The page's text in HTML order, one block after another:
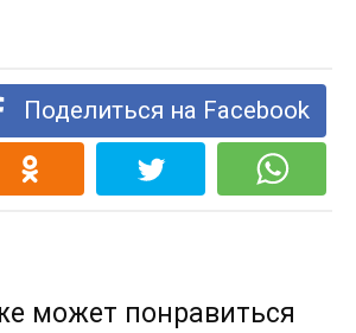
Поделиться на Facebook
может понравиться